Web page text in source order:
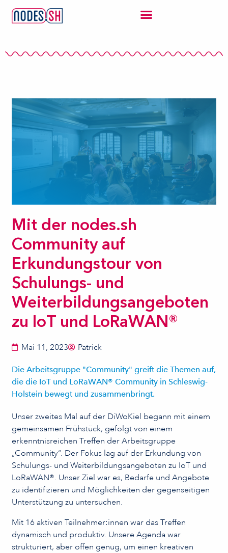
Mit der nodes.sh
Community auf
Erkundungstour von
Schulungs- und
Weiterbildungsangeboten
zu IoT und LoRaWAN®
Mai 11, 2023 Patrick
Die Arbeitsgruppe "Community" greift die Themen auf,
die die IoT und LoRaWAN® Community in Schleswig-
Holstein bewegt und zusammenbringt.
Unser zweites Mal auf der DiWoKiel begann mit einem
gemeinsamen Frühstück, gefolgt von einem
erkenntnisreichen Treffen der Arbeitsgruppe
„Community“. Der Fokus lag auf der Erkundung von
Schulungs- und Weiterbildungsangeboten zu IoT und
LoRaWAN®. Unser Ziel war es, Bedarfe und Angebote
zu identifizieren und Möglichkeiten der gegenseitigen
Unterstützung zu untersuchen.
Mit 16 aktiven Teilnehmer:innen war das Treffen
dynamisch und produktiv. Unsere Agenda war
strukturiert, aber offen genug, um einen kreativen